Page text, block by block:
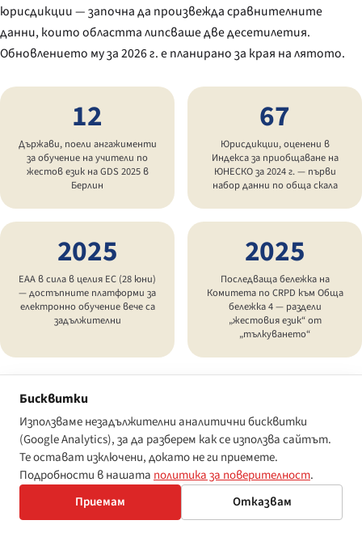
юрисдикции — започна да произвежда сравнителните
данни, които областта липсваше две десетилетия.
Обновлението му за 2026 г. е планирано за края на лятото.
12
Държави, поели ангажименти
за обучение на учители по
жестов език на GDS 2025 в
Берлин
67
Юрисдикции, оценени в
Индекса за приобщаване на
ЮНЕСКО за 2024 г. — първи
набор данни по обща скала
2025
EAA в сила в целия ЕС (28 юни)
— достъпните платформи за
електронно обучение вече са
задължителни
2025
Последваща бележка на
Комитета по CRPD към Обща
бележка 4 — раздели
„жестовия език“ от
„тълкуването“
Какво 2026 г. все още пропуска
Четири структурни празноти няма да се затворят сами.
Бисквитки
Използваме незадължителни аналитични бисквитки
(Google Analytics), за да разберем как се използва сайтът.
Те остават изключени, докато не ги приемете.
Подробности в нашата политика за поверителност.
Приемам
Отказвам